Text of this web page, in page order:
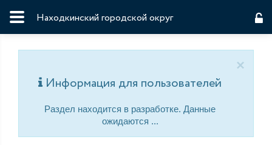
Находкинский городской округ
×
Информация для пользователей
Раздел находится в разработке. Данные
ожидаются ...